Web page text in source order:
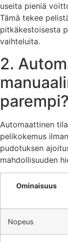
useita pieniä
Tämä tekee
pitkäkestoisesta
vaihteluita.
2.
parempi?
Automaattinen
pelikokemus
pudotuksen
mahdollisuuden
Ominaisuus
Nopeus